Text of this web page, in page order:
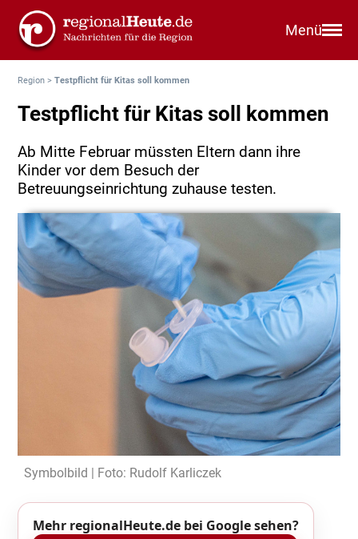
Menü
Region >Testpflicht für Kitas soll kommen
Testpflicht für Kitas soll kommen
Ab Mitte Februar müssten Eltern dann ihre
Kinder vor dem Besuch der
Betreuungseinrichtung zuhause testen.
Symbolbild | Foto: Rudolf Karliczek
Mehr regionalHeute.de bei Google sehen?